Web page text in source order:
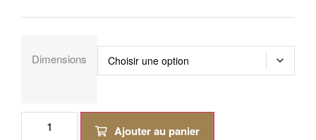
Dimensions
Ajouter au panier